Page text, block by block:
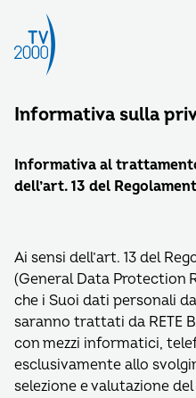
Informativa sulla
Informativa al
dell’art. 13 del
Ai sensi dell’art. 13 del
(General Data Protection
che i Suoi dati personali
saranno trattati da RETE
con mezzi informatici,
esclusivamente allo
selezione e valutazione